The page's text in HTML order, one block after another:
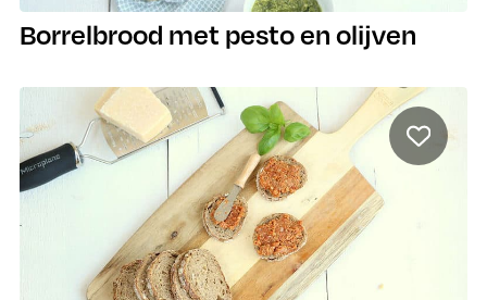
Borrelbrood met pesto en olijven